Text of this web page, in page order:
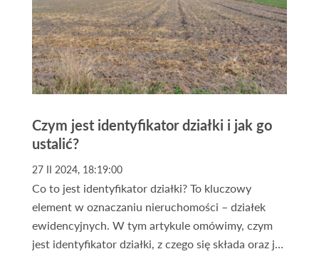
nieruchomości i ustanowienia odpłatnej
służebności przesyłu.
Czym jest identyfikator działki i jak go
ustalić?
27 II 2024, 18:19:00
Co to jest identyfikator działki? To kluczowy
element w oznaczaniu nieruchomości – działek
ewidencyjnych. W tym artykule omówimy, czym
jest identyfikator działki, z czego się składa oraz jak